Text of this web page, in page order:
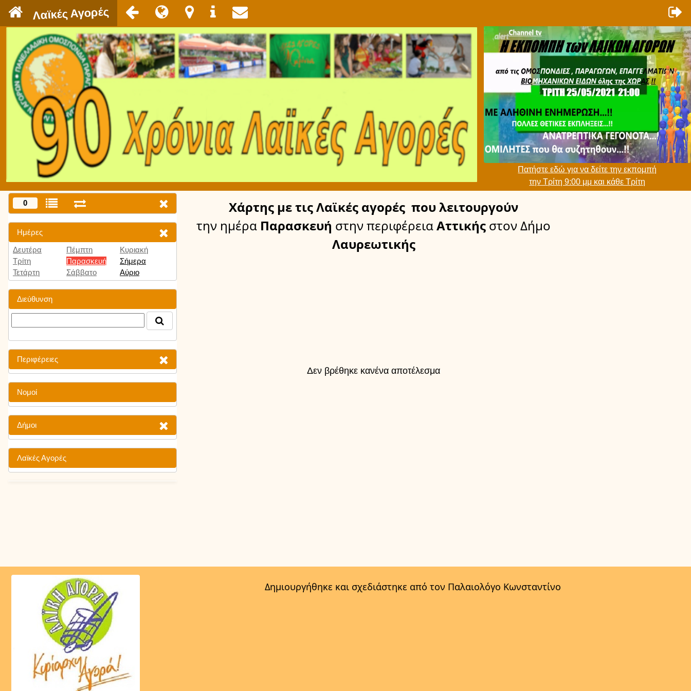
Λαϊκές Αγορές
Πατήστε εδώ για να δείτε την εκπομπή
την Τρίτη 9:00 μμ και κάθε Τρίτη
0
Ημέρες
Δευτέρα
Τρίτη
Τετάρτη
Πέμπτη
Παρασκευή
Σάββατο
Κυριακή
Σήμερα
Αύριο
Διεύθυνση
Περιφέρειες
Νομοί
Δήμοι
Λαϊκές Αγορές
Χάρτης με τις Λαϊκές αγορές που λειτουργούν
την ημέρα Παρασκευή στην περιφέρειαΑττικής στον Δήμο
Λαυρεωτικής
Δεν βρέθηκε κανένα αποτέλεσμα
Δημιουργήθηκε και σχεδιάστηκε από τον Παλαιολόγο Κωνσταντίνο